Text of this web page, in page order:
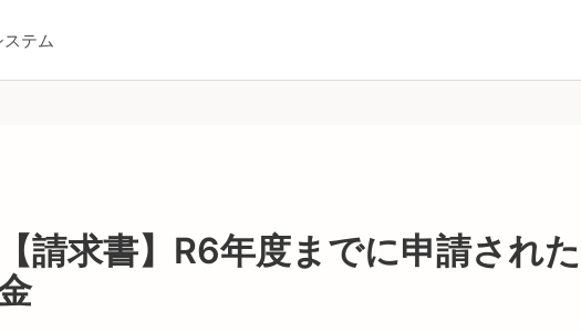
テム
【請求書】R6年度までに申請され